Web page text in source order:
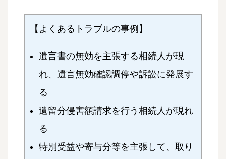
【よくあるトラブルの事例】
遺言書の無効を主張する相続人が現
れ、遺言無効確認調停や訴訟に発展す
る
遺留分侵害額請求を行う相続人が現れ
る
特別受益や寄与分等を主張して、取り